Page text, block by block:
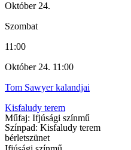
Október 24.
Szombat
11:00
Október 24. 11:00
Tom Sawyer kalandjai
Kisfaludy terem
Műfaj: Ifjúsági színmű
Színpad: Kisfaludy terem
bérletszünet